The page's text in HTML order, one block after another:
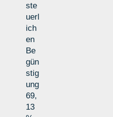
ste
uerl
ich
en
Be
gün
stig
ung
69,
13